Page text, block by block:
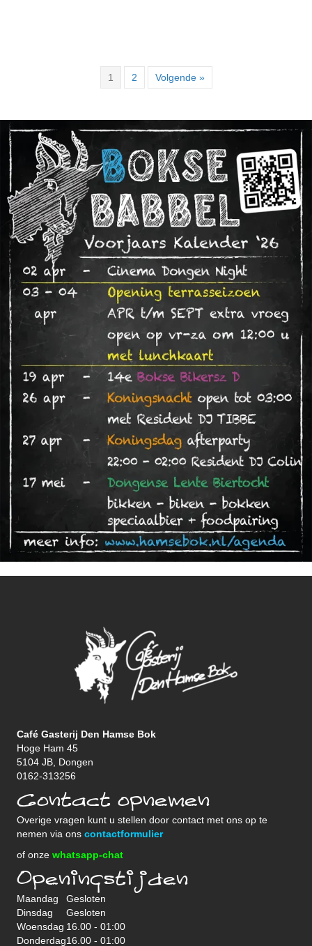
1 2 Volgende »
Café Gasterij Den Hamse Bok
Hoge Ham 45
5104 JB, Dongen
0162-313256
Contact opnemen
Overige vragen kunt u stellen door contact met ons op te
nemen via ons contactformulier
of onze whatsapp-chat
Openingstijden
Maandag
Gesloten
Dinsdag
Gesloten
Woensdag 16.00 - 01:00
Donderdag16.00 - 01:00